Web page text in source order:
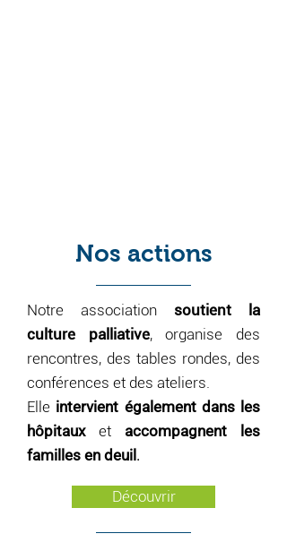
Nos actions
Notre association soutient la
culture palliative, organise des
rencontres, des tables rondes, des
conférences et des ateliers.
Elle intervient également dans les
hôpitauxet accompagnent les
familles en deuil .
Découvrir